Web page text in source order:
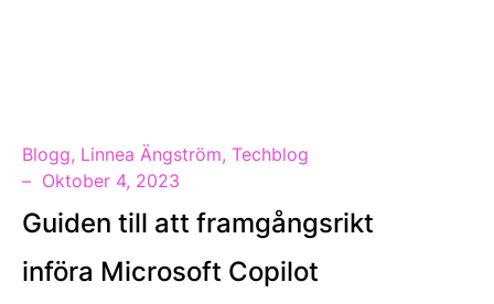
Blogg, Linnea Ängström, Techblog
Oktober 4, 2023
Guiden till att framgångsrikt
införa Microsoft Copilot